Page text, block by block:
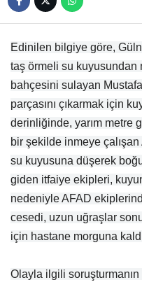
Edinilen bilgiye göre,
taş örmeli su kuyusundan
bahçesini sulayan
parçasını çıkarmak için
derinliğinde, yarım metre
bir şekilde inmeye
su kuyusuna düşerek
giden itfaiye ekipleri,
nedeniyle AFAD
cesedi, uzun uğraşlar
için hastane morguna
Olayla ilgili